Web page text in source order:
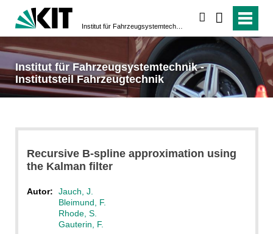
Institut für Fahrzeugsystemtechnik -
Institutsteil Fahrzeugtechnik
Recursive B-spline approximation using
the Kalman filter
Autor:
Jauch, J.
Bleimund, F.
Rhode, S.
Gauterin, F.